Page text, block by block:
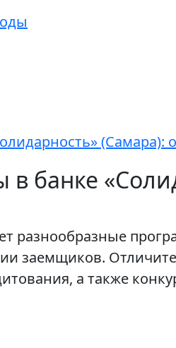
(Самара):
в банке
разнообразные
заемщиков.
а также